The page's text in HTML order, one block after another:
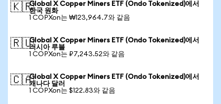
🇰🇷Global X Copper Miners ETF (Ondo Tokenized)에서
한국 원화
1 COPXon는 ₩123,964.7와 같음
🇷🇺Global X Copper Miners ETF (Ondo Tokenized)에서
러시아 루블
1 COPXon는 ₽7,243.52와 같음
🇨🇦Global X Copper Miners ETF (Ondo Tokenized)에서
캐나다 달러
1 COPXon는 $122.83와 같음